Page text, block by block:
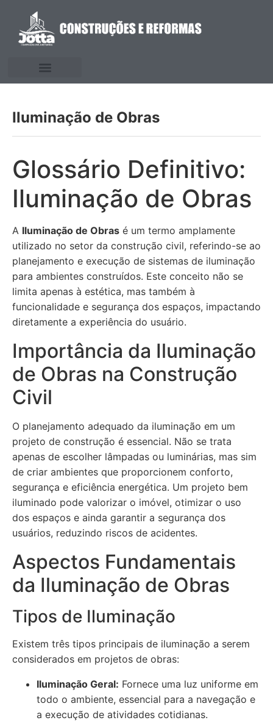
Iluminação de Obras
Glossário Definitivo:
Iluminação de Obras
A Iluminação de Obras é um termo amplamente
utilizado no setor da construção civil, referindo-se ao
planejamento e execução de sistemas de iluminação
para ambientes construídos. Este conceito não se
limita apenas à estética, mas também à
funcionalidade e segurança dos espaços, impactando
diretamente a experiência do usuário.
Importância da Iluminação
de Obras na Construção
Civil
O planejamento adequado da iluminação em um
projeto de construção é essencial. Não se trata
apenas de escolher lâmpadas ou luminárias, mas sim
de criar ambientes que proporcionem conforto,
segurança e eficiência energética. Um projeto bem
iluminado pode valorizar o imóvel, otimizar o uso
dos espaços e ainda garantir a segurança dos
usuários, reduzindo riscos de acidentes.
Aspectos Fundamentais
da Iluminação de Obras
Tipos de Iluminação
Existem três tipos principais de iluminação a serem
considerados em projetos de obras:
Iluminação Geral: Fornece uma luz uniforme em
todo o ambiente, essencial para a navegação e
a execução de atividades cotidianas.